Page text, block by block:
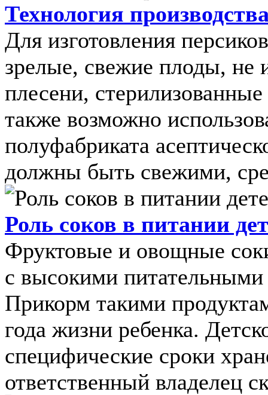
Технология
Для изготовления
зрелые, свежие плоды,
плесени,
также возможно
полуфабриката
должны быть свежими,
Роль соков в питании
Фруктовые и овощные
с высокими
Прикорм такими
года жизни ребенка.
специфические сроки
ответственный владелец